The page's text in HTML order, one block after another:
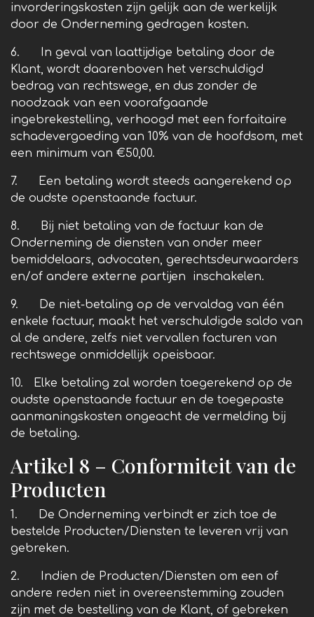
invorderingskosten zijn gelijk aan de werkelijk
door de Onderneming gedragen kosten.
6. In geval van laattijdige betaling door de
Klant, wordt daarenboven het verschuldigd
bedrag van rechtswege, en dus zonder de
noodzaak van een voorafgaande
ingebrekestelling, verhoogd met een forfaitaire
schadevergoeding van 10% van de hoofdsom, met
een minimum van €50,00.
7. Een betaling wordt steeds aangerekend op
de oudste openstaande factuur.
8. Bij niet betaling van de factuur kan de
Onderneming de diensten van onder meer
bemiddelaars, advocaten, gerechtsdeurwaarders
en/of andere externe partijen inschakelen.
9. De niet-betaling op de vervaldag van één
enkele factuur, maakt het verschuldigde saldo van
al de andere, zelfs niet vervallen facturen van
rechtswege onmiddellijk opeisbaar.
10. Elke betaling zal worden toegerekend op de
oudste openstaande factuur en de toegepaste
aanmaningskosten ongeacht de vermelding bij
de betaling.
Artikel 8 – Conformiteit van de
Producten
1. De Onderneming verbindt er zich toe de
bestelde Producten/Diensten te leveren vrij van
gebreken.
2. Indien de Producten/Diensten om een of
andere reden niet in overeenstemming zouden
zijn met de bestelling van de Klant, of gebreken